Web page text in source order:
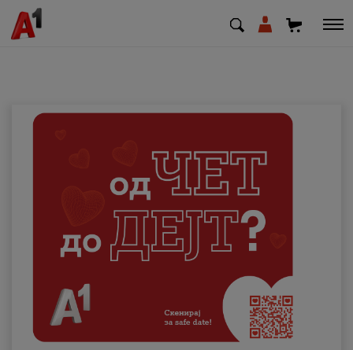
Деловни
Поддршка
Надополни кредит